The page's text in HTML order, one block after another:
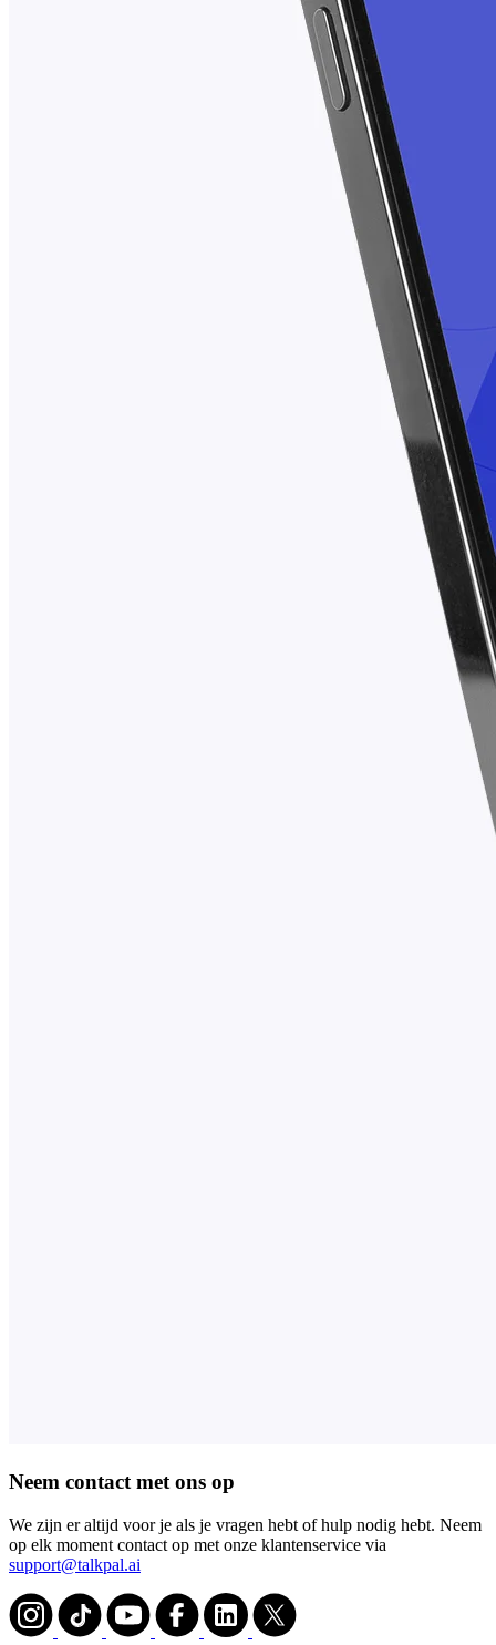
Neem contact met ons op
We zijn er altijd voor je als je vragen hebt of hulp nodig hebt. Neem
op elk moment contact op met onze klantenservice via
support@talkpal.ai